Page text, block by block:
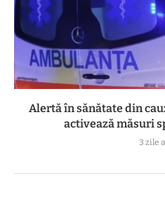
Alertă în sănătate din
activează măsuri
3 zile